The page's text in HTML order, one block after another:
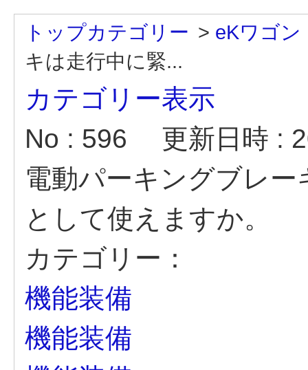
トップカテゴリー > eKワゴン
キは走行中に緊...
カテゴリー表示
No : 596
更新日時 :
電動パーキングブレ
として使えますか。
カテゴリー：
機能装備
機能装備